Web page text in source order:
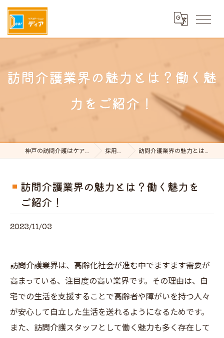
訪問介護業界の魅力とは？働く魅
力をご紹介！
神戸の訪問介護はケアステーションDear 採用ブログ 訪問介護業界の魅力とは？働く魅力をご紹介！
訪問介護業界の魅力とは？働く魅力を
ご紹介！
2023/11/03
訪問介護業界は、高齢化社会が進む中でますます需要が
高まっている、注目度の高い業界です。その理由は、自
宅での生活を支援することで高齢者や障がいを持つ人々
が安心して自立した生活を送れるようになるためです。
また、訪問介護スタッフとして働く魅力も多く存在して